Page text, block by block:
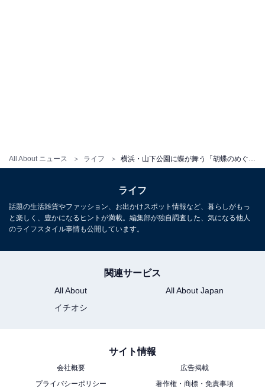
All About ニュース ライフ
ションでは、広場を渡る橋のように、様々な時間軸
の映像が渡されていきます。
広場をめぐる人々は、蝶とともに様々な時間や花々
を感じる事ができます。
じ、その流れをみることができるでしょう。
同じ季節にとどまることも、時間をさかのぼったり
ライフ
話題の生活雑貨やファッション、お出かけスポット情報など、暮らしがもっ
と楽しく、豊かになるヒントが満載。編集部が独自調査した、気になる他人
のライフスタイル事情も公開しています。
関連サービス
All About
All About Japan
イチオシ
サイト情報
会社概要
広告掲載
プライバシーポリシー
著作権・商標・免責事項